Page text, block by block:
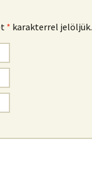
* karakterrel jelöljük.